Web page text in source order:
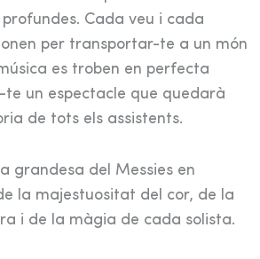
profundes. Cada veu i cada
per transportar-te a un món
es troben en perfecta
un espectacle que quedarà
de tots els assistents.
grandesa del Messies en
la majestuositat del cor, de la
i de la màgia de cada solista.